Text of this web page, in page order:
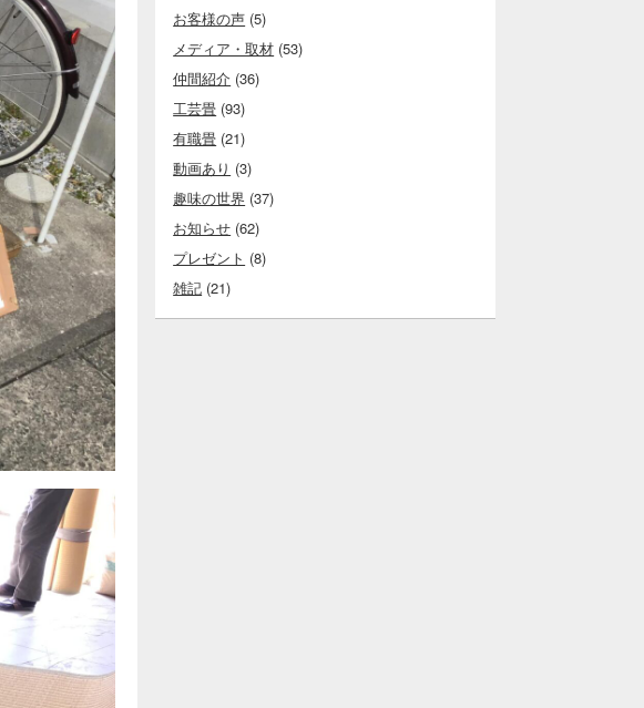
お客様の声 (5)
メディア・取材 (53)
仲間紹介 (36)
工芸畳 (93)
有職畳 (21)
動画あり (3)
趣味の世界 (37)
お知らせ (62)
プレゼント (8)
雑記 (21)